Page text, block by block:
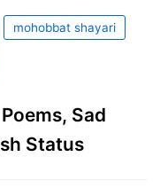
mohobbat shayari
Sad
Status